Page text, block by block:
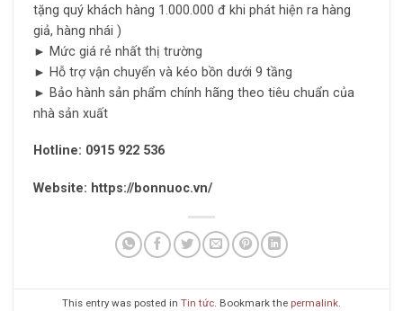
tặng quý khách hàng 1.000.000 đ khi phát hiện ra hàng
giả, hàng nhái )
► Mức giá rẻ nhất thị trường
► Hỗ trợ vận chuyển và kéo bồn dưới 9 tầng
► Bảo hành sản phẩm chính hãng theo tiêu chuẩn của
nhà sản xuất
Hotline: 0915 922 536
Website: https://bonnuoc.vn/
This entry was posted in Tin tức . Bookmark the permalink